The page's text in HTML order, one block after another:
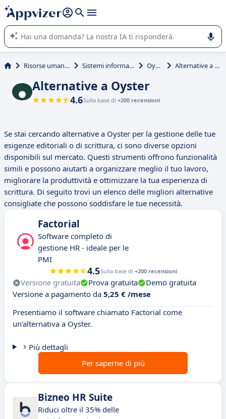
righe con
shift + enter
L'IA di Appvizer vi guida nell'utilizzo o nella scelta di un
software SaaS per la vostra azienda.
Risorse umane (HR) Sistemi informativi HR Oyster Alternative a Oyster
Alternative a Oyster
4.6Sulla base di +200 recensioni
Se stai cercando alternative a Oyster per la gestione delle tue
esigenze editoriali o di scrittura, ci sono diverse opzioni
disponibili sul mercato. Questi strumenti offrono funzionalità
simili e possono aiutarti a organizzare meglio il tuo lavoro,
migliorare la produttività e ottimizzare la tua esperienza di
scrittura. Di seguito trovi un elenco delle migliori alternative
consigliate che possono soddisfare le tue necessità.
Factorial
Software completo di
gestione HR - ideale per le
PMI
4.5Sulla base di +200 recensioni
Versione gratuita Prova gratuita
Demo gratuita
Versione a pagamento da 5,25 € /mese
Presentiamo il software chiamato Factorial come
un'alternativa a Oyster.
Più dettagli
Per saperne di più
Bizneo HR Suite
Riduci oltre il 35% delle